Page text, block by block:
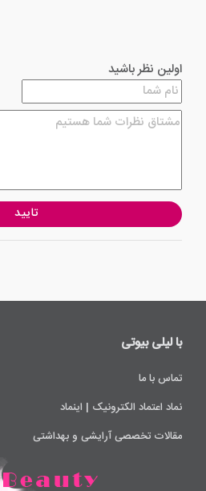
اولین نظر باشید
تایید
با لیلی ‌بیوتی
تماس با ما
نماد اعتماد الکترونیک | اینماد
مقالات تخصصی آرایشی و بهداشتی